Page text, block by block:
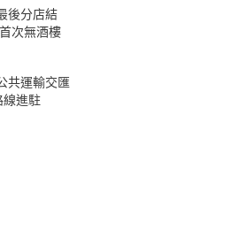
後分店結
次無酒樓
共運輸交匯
進駐